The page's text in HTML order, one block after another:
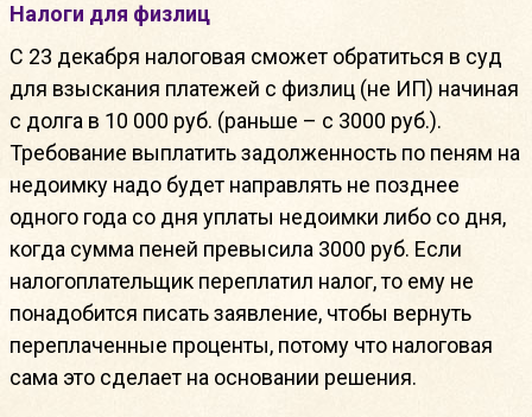
Налоги для физлиц
С 23 декабря налоговая сможет обратиться в суд
для взыскания платежей с физлиц (не ИП) начиная
с долга в 10 000 руб. (раньше – с 3000 руб.).
Требование выплатить задолженность по пеням на
недоимку надо будет направлять не позднее
одного года со дня уплаты недоимки либо со дня,
когда сумма пеней превысила 3000 руб. Если
налогоплательщик переплатил налог, то ему не
понадобится писать заявление, чтобы вернуть
переплаченные проценты, потому что налоговая
сама это сделает на основании решения.